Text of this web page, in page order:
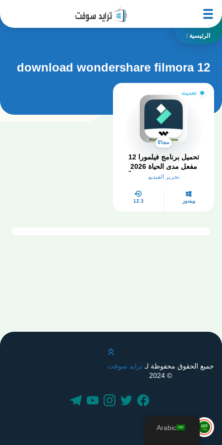
الرئيسية /
download wondershare filmora 12
تحديث
مجانًا
تحميل برنامج فيلمورا 12
مفعل مدى الحياة 2026
Filmora PC كامل مجاناً
تحرير الفيديو
ويندوز 12.3
قم بالتمرير لأعلى
جميع الحقوق محفوظة لـترايد سوفت
© 2024
Arabic